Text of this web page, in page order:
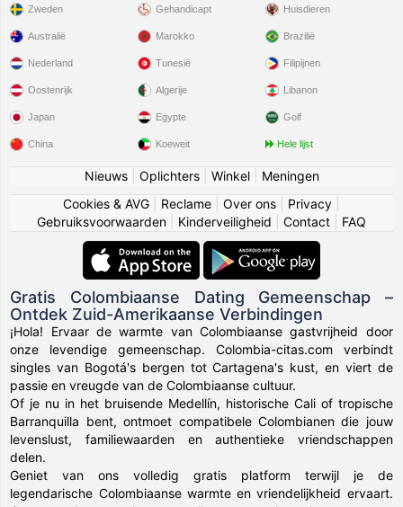
Zweden Gehandicapt Huisdieren
Australië
Nederland
Oostenrijk
Japan
China
Marokko
Tunesië
Algerije
Egypte
Koeweit
Brazilië
Filipijnen
Libanon
Golf
Hele lijst
Nieuws| Oplichters| Winkel| Meningen
Cookies & AVG
Reclame Over ons Privacy
Gebruiksvoorwaarden
Kinderveiligheid Contact FAQ
Gratis Colombiaanse Dating Gemeenschap –
Ontdek Zuid-Amerikaanse Verbindingen
¡Hola! Ervaar de warmte van Colombiaanse gastvrijheid door
onze levendige gemeenschap. Colombia-citas.com verbindt
singles van Bogotá's bergen tot Cartagena's kust, en viert de
passie en vreugde van de Colombiaanse cultuur.
Of je nu in het bruisende Medellín, historische Cali of tropische
Barranquilla bent, ontmoet compatibele Colombianen die jouw
levenslust, familiewaarden en authentieke vriendschappen
delen.
Geniet van ons volledig gratis platform terwijl je de
legendarische Colombiaanse warmte en vriendelijkheid ervaart.